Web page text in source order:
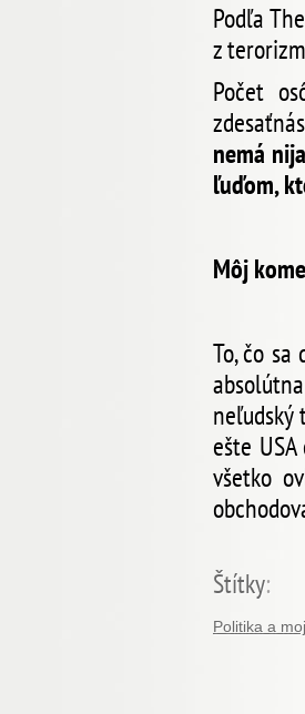
Podľa
z
Počet
nemá
ľuďom,
Môj
To, čo
neľudský
ešte
všetko
Štítky:
Politika a